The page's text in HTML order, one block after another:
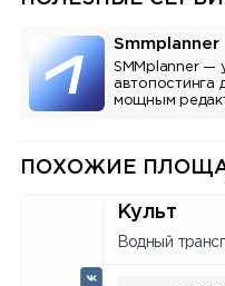
Smmplanner
SMMplanner —
автопостинга
мощным
ПОХОЖИЕ
Культ
Водный